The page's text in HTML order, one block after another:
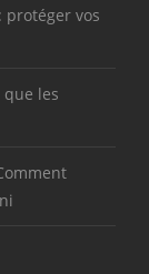
protéger vos
que les